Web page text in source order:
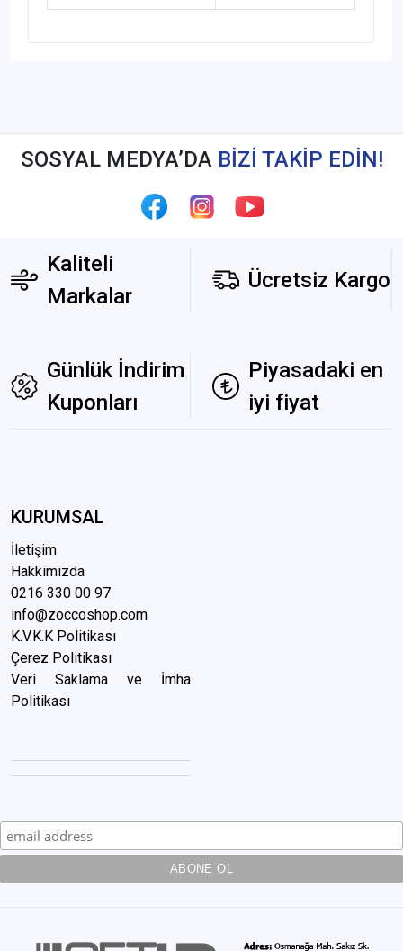
SOSYAL MEDYA’DA BİZİ TAKİP EDİN!
Kaliteli
Markalar
Ücretsiz Kargo
Günlük İndirim
Kuponları
Piyasadaki en
iyi fiyat
KURUMSAL
İletişim
Hakkımızda
0216 330 00 97
info@zoccoshop.com
K.V.K.K Politikası
Çerez Politikası
Veri Saklama ve İmha
Politikası